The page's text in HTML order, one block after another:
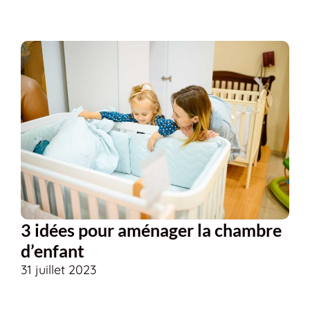
3 idées pour aménager la chambre
d’enfant
31 juillet 2023